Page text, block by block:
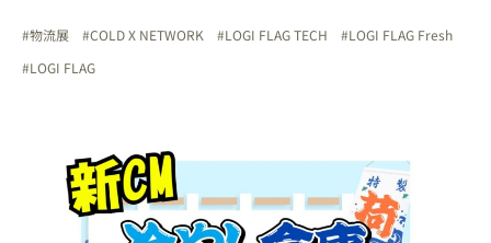
物流展 COLD X NETWORK LOGI FLAG TECH
LOGI FLAG Fresh
LOGI FLAG